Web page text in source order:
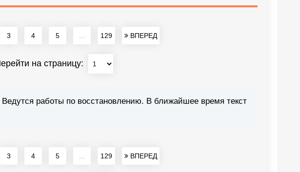
3 4 5 129 ВПЕРЕД
на страницу:
работы по восстановлению. В ближайшее время текст
3 4 5 129 ВПЕРЕД